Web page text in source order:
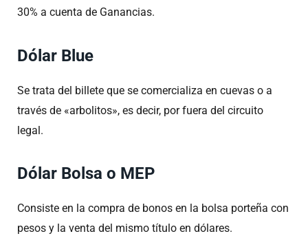
30% a cuenta de Ganancias.
Dólar Blue
Se trata del billete que se comercializa en cuevas o a
través de «arbolitos», es decir, por fuera del circuito
legal.
Dólar Bolsa o MEP
Consiste en la compra de bonos en la bolsa porteña con
pesos y la venta del mismo título en dólares.